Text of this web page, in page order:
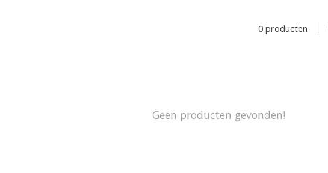
0 producten
Geen producten gevonden!